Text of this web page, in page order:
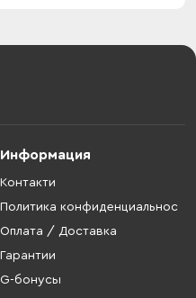
Информация
Контакти
Политика конфиденциальнос
Оплата / Доставка
Гарантии
G-бонусы